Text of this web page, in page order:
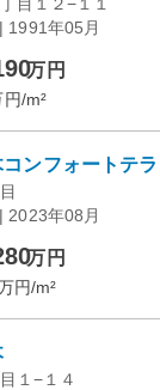
1991年05月
万円
円/m²
ンフォートテ
2023年08月
万円
円/m²
１−１４